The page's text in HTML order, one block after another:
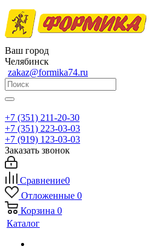
Ваш город
Челябинск
zakaz@formika74.ru
+7 (351) 211-20-30
+7 (351) 223-03-03
+7 (919) 123-03-03
Заказать звонок
Сравнение0
Отложенные 0
Корзина 0
Каталог